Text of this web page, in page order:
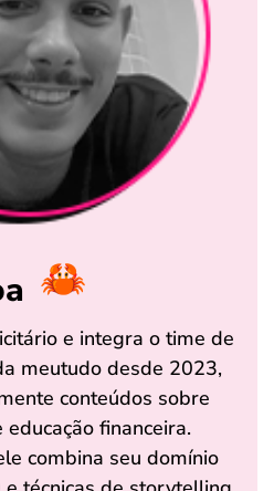
e integra o time de
meutudo desde 2023,
conteúdos sobre
financeira.
combina seu domínio